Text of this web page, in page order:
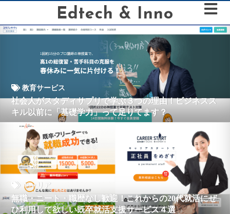
Edtech & Inno
教育サービス
社会人がスタディサプリで学ぶ３つの理由！ビジネスス
キル以前に「基礎学力」って足りてます？
キャリア
無職・ニート・職歴なし歓迎！これからの20代就活にぜ
ひ利用して欲しい既卒就活支援サービス４選